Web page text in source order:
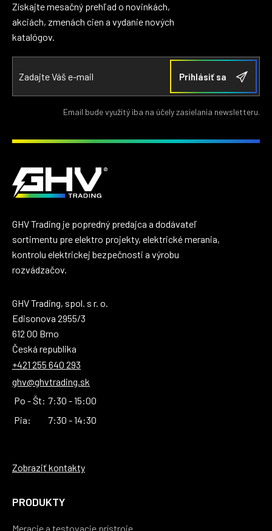
Získajte mesačný prehľad o novinkách,
akciách, zmenách cien a vydanie nových
katalógov.
Email bude využitý iba na účely zasielania newsletteru.
GHV Trading je popredný predajca a dodávateľ
sortimentu pre elektro projekty, elektrické merania,
kontrolu elektrickej bezpečnosti a výrobu
rozvádzačov.
GHV Trading, spol. s r. o.
Edisonova 2955/3
612 00 Brno
Česká republika
+421 255 640 293
ghv@ghvtrading.sk
Po - Št: 7:30 - 15:00
Pia:
7:30 - 14:30
Zobraziť kontakty
PRODUKTY
Meracie a testovacie prístroje